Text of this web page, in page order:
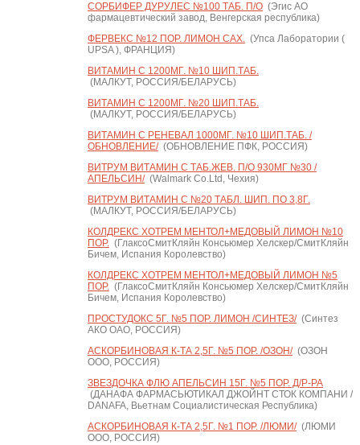
СОРБИФЕР ДУРУЛЕС №100 ТАБ. П/О(Эгис АО
фармацевтический завод, Венгерская республика)
ФЕРВЕКС №12 ПОР. ЛИМОН САХ.(Упса Лаборатории (
UPSA ), ФРАНЦИЯ)
ВИТАМИН С 1200МГ. №10 ШИП.ТАБ.
(МАЛКУТ, РОССИЯ/БЕЛАРУСЬ)
ВИТАМИН С 1200МГ. №20 ШИП.ТАБ.
(МАЛКУТ, РОССИЯ/БЕЛАРУСЬ)
ВИТАМИН С РЕНЕВАЛ 1000МГ. №10 ШИП.ТАБ. /
ОБНОВЛЕНИЕ/(ОБНОВЛЕНИЕ ПФК, РОССИЯ)
ВИТРУМ ВИТАМИН C ТАБ.ЖЕВ. П/О 930МГ №30 /
АПЕЛЬСИН/(Walmark Co.Ltd, Чехия)
ВИТРУМ ВИТАМИН C №20 ТАБЛ. ШИП. ПО 3,8Г.
(МАЛКУТ, РОССИЯ/БЕЛАРУСЬ)
КОЛДРЕКС ХОТРЕМ МЕНТОЛ+МЕДОВЫЙ ЛИМОН №10
ПОР.(ГлаксоСмитКляйн Консьюмер Хелскер/СмитКляйн
Бичем, Испания Королевство)
КОЛДРЕКС ХОТРЕМ МЕНТОЛ+МЕДОВЫЙ ЛИМОН №5
ПОР.(ГлаксоСмитКляйн Консьюмер Хелскер/СмитКляйн
Бичем, Испания Королевство)
ПРОСТУДОКС 5Г. №5 ПОР. ЛИМОН /СИНТЕЗ/(Синтез
АКО ОАО, РОССИЯ)
АСКОРБИНОВАЯ К-ТА 2,5Г. №5 ПОР. /ОЗОН/(ОЗОН
ООО, РОССИЯ)
ЗВЕЗДОЧКА ФЛЮ АПЕЛЬСИН 15Г. №5 ПОР. Д/Р-РА
(ДАНАФА ФАРМАСЬЮТИКАЛ ДЖОЙНТ СТОК КОМПАНИ /
DANAFA, Вьетнам Социалистическая Республика)
АСКОРБИНОВАЯ К-ТА 2,5Г. №1 ПОР. /ЛЮМИ/(ЛЮМИ
ООО, РОССИЯ)